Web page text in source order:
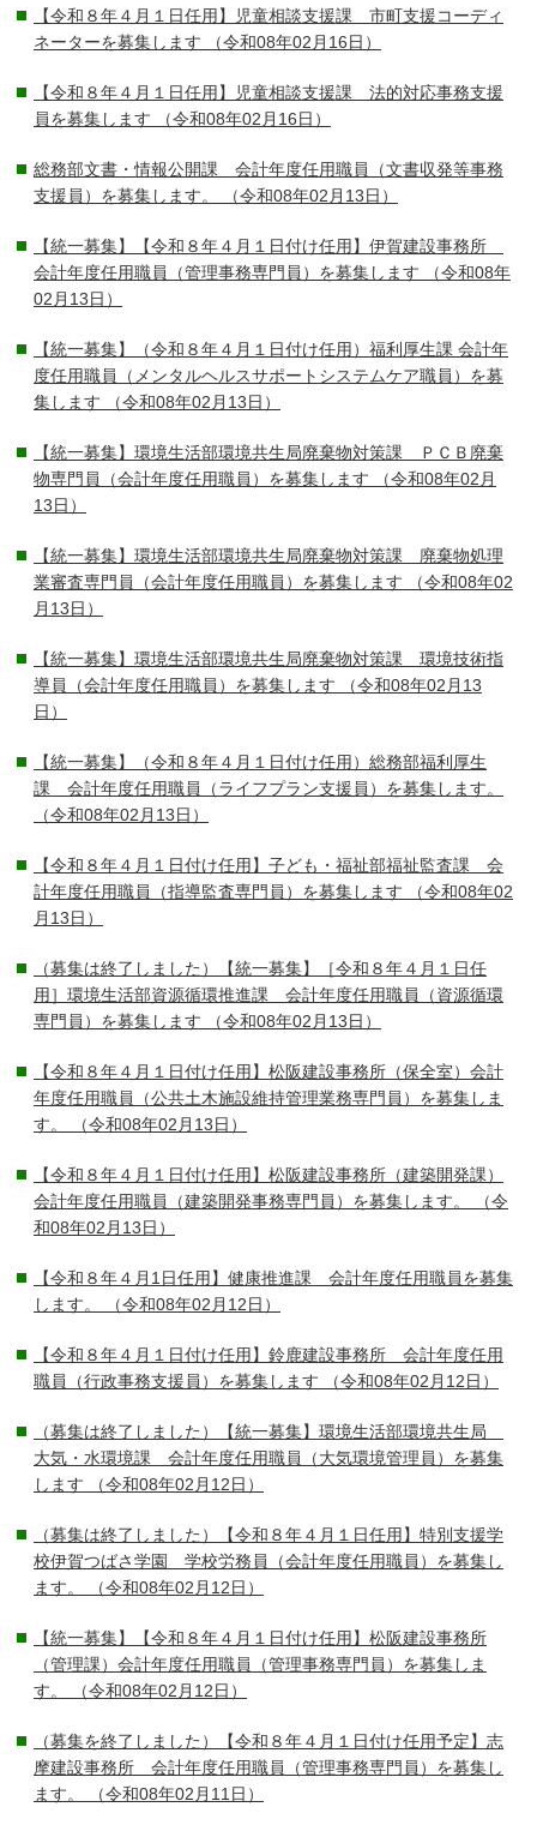
【令和８年４月１日任用】児童相談支援課 市町支援コーディ
ネーターを募集します （令和08年02月16日）
【令和８年４月１日任用】児童相談支援課 法的対応事務支援
員を募集します （令和08年02月16日）
総務部文書・情報公開課 会計年度任用職員（文書収発等事務
支援員）を募集します。
（令和08年02月13日）
【統一募集】【令和８年４月１日付け任用】伊賀建設事務所
会計年度任用職員（管理事務専門員）を募集します （令和08年
02月13日）
【統一募集】（令和８年４月１日付け任用）福利厚生課 会計年
度任用職員（メンタルヘルスサポートシステムケア職員）を募
集します （令和08年02月13日）
【統一募集】環境生活部環境共生局廃棄物対策課 ＰＣＢ廃棄
物専門員（会計年度任用職員）を募集します （令和08年02月
13日）
【統一募集】環境生活部環境共生局廃棄物対策課 廃棄物処理
業審査専門員（会計年度任用職員）を募集します （令和08年02
月13日）
【統一募集】環境生活部環境共生局廃棄物対策課 環境技術指
導員（会計年度任用職員）を募集します （令和08年02月13
日）
【統一募集】（令和８年４月１日付け任用）総務部福利厚生
課 会計年度任用職員（ライフプラン支援員）を募集します。
（令和08年02月13日）
【令和８年４月１日付け任用】子ども・福祉部福祉監査課 会
計年度任用職員（指導監査専門員）を募集します （令和08年02
月13日）
（募集は終了しました）【統一募集】［令和８年４月１日任
用］環境生活部資源循環推進課 会計年度任用職員（資源循環
専門員）を募集します （令和08年02月13日）
【令和８年４月１日付け任用】松阪建設事務所（保全室）会計
年度任用職員（公共土木施設維持管理業務専門員）を募集しま
す。
（令和08年02月13日）
【令和８年４月１日付け任用】松阪建設事務所（建築開発課）
会計年度任用職員（建築開発事務専門員）を募集します。
（令
和08年02月13日）
【令和８年４月1日任用】健康推進課 会計年度任用職員を募集
します。
（令和08年02月12日）
【令和８年４月１日付け任用】鈴鹿建設事務所 会計年度任用
職員（行政事務支援員）を募集します （令和08年02月12日）
（募集は終了しました）【統一募集】環境生活部環境共生局
大気・水環境課 会計年度任用職員（大気環境管理員）を募集
します （令和08年02月12日）
（募集は終了しました）【令和８年４月１日任用】特別支援学
校伊賀つばさ学園 学校労務員（会計年度任用職員）を募集し
ます。
（令和08年02月12日）
【統一募集】【令和８年４月１日付け任用】松阪建設事務所
（管理課）会計年度任用職員（管理事務専門員）を募集しま
す。
（令和08年02月12日）
（募集を終了しました）【令和８年４月１日付け任用予定】志
摩建設事務所 会計年度任用職員（管理事務専門員）を募集し
ます。
（令和08年02月11日）